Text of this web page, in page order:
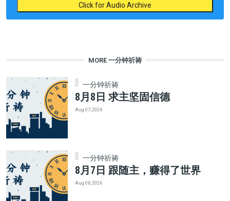
Click for Audio Archive
MORE 一分钟祈祷
一分钟祈祷
8月8日 求主坚固信德
Aug 07, 2026
一分钟祈祷
8月7日 跟随主，赚得了世界
Aug 06, 2026